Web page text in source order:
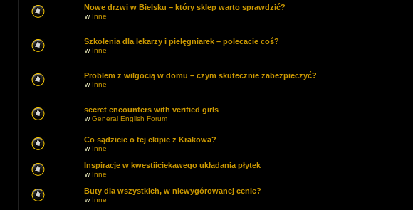
Nowe drzwi w Bielsku – który sklep warto sprawdzić?
w Inne
Szkolenia dla lekarzy i pielęgniarek – polecacie coś?
w Inne
Problem z wilgocią w domu – czym skutecznie zabezpieczyć?
w Inne
secret encounters with verified girls
wGeneral English Forum
Co sądzicie o tej ekipie z Krakowa?
w Inne
Inspiracje w kwestiiciekawego układania płytek
w Inne
Buty dla wszystkich, w niewygórowanej cenie?
w Inne